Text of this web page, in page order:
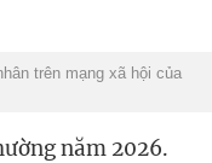
trên mạng xã hội của
năm 2026.